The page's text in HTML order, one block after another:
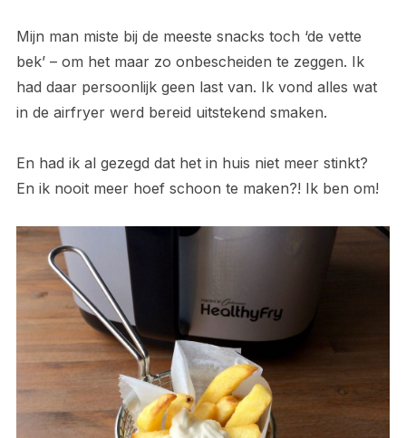
Mijn man miste bij de meeste snacks toch ‘de vette
bek’ – om het maar zo onbescheiden te zeggen. Ik
had daar persoonlijk geen last van. Ik vond alles wat
in de airfryer werd bereid uitstekend smaken.
En had ik al gezegd dat het in huis niet meer stinkt?
En ik nooit meer hoef schoon te maken?! Ik ben om!